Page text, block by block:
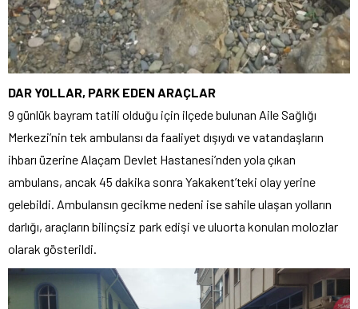
DAR YOLLAR, PARK EDEN ARAÇLAR
9 günlük bayram tatili olduğu için ilçede bulunan Aile Sağlığı
Merkezi’nin tek ambulansı da faaliyet dışıydı ve vatandaşların
ihbarı üzerine Alaçam Devlet Hastanesi’nden yola çıkan
ambulans, ancak 45 dakika sonra Yakakent’teki olay yerine
gelebildi. Ambulansın gecikme nedeni ise sahile ulaşan yolların
darlığı, araçların bilinçsiz park edişi ve uluorta konulan molozlar
olarak gösterildi.